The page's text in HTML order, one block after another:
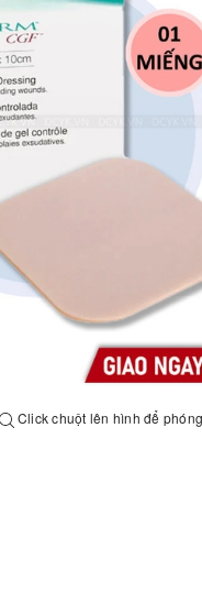
Click chuột lên hình để